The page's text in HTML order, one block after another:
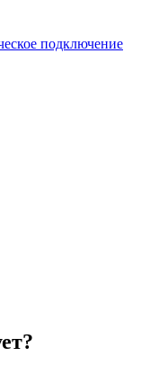
подключение